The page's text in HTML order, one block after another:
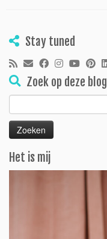
Stay tuned
Zoek op deze blog
Zoeken
naar:
Het is mij